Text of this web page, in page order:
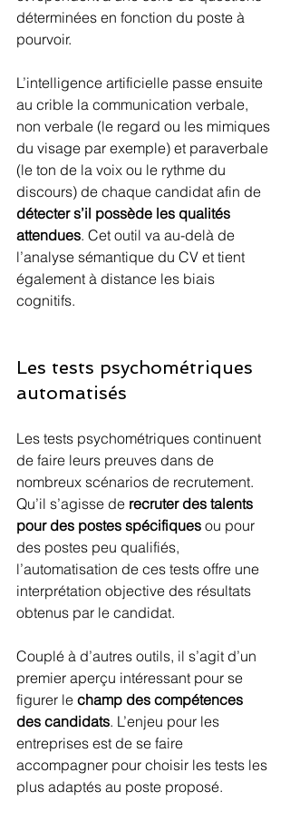
déterminées en fonction du poste à
pourvoir.
L’intelligence artificielle passe ensuite
au crible la communication verbale,
non verbale (le regard ou les mimiques
du visage par exemple) et paraverbale
(le ton de la voix ou le rythme du
discours) de chaque candidat afin de
détecter s’il possède les qualités
attendues. Cet outil va au-delà de
l’analyse sémantique du CV et tient
également à distance les biais
cognitifs.
Les tests psychométriques
automatisés
Les tests psychométriques continuent
de faire leurs preuves dans de
nombreux scénarios de recrutement.
Qu’il s’agisse de recruter des talents
pour des postes spécifiques ou pour
des postes peu qualifiés,
l’automatisation de ces tests offre une
interprétation objective des résultats
obtenus par le candidat.
Couplé à d’autres outils, il s’agit d’un
premier aperçu intéressant pour se
figurer le champ des compétences
des candidats. L’enjeu pour les
entreprises est de se faire
accompagner pour choisir les tests les
plus adaptés au poste proposé.